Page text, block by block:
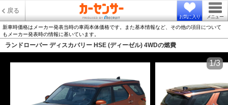
戻る
お気に入り メニュー
新車時価格はメーカー発表当時の車両本体価格です。また基本情報など、その他の項目について
もメーカー発表時の情報に基いています。
ランドローバー ディスカバリー HSE (ディーゼル) 4WDの燃費
1/3